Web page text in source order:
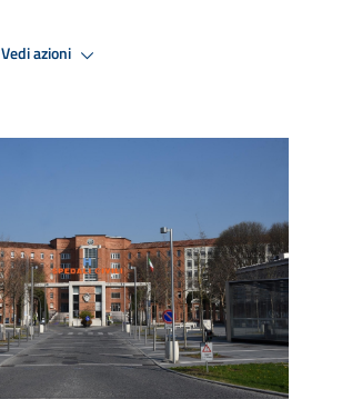
Vedi azioni